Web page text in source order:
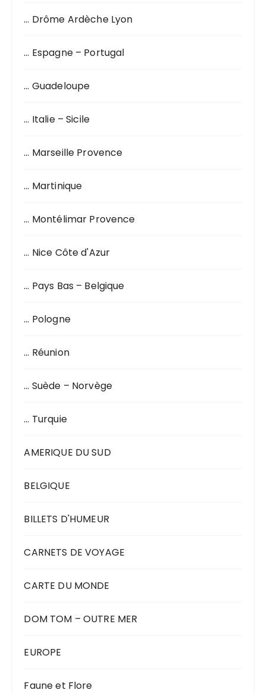
… Drôme Ardèche Lyon
… Espagne – Portugal
… Guadeloupe
… Italie – Sicile
… Marseille Provence
… Martinique
… Montélimar Provence
… Nice Côte d'Azur
… Pays Bas – Belgique
… Pologne
… Réunion
… Suède – Norvège
… Turquie
AMERIQUE DU SUD
BELGIQUE
BILLETS D'HUMEUR
CARNETS DE VOYAGE
CARTE DU MONDE
DOM TOM – OUTRE MER
EUROPE
Faune et Flore